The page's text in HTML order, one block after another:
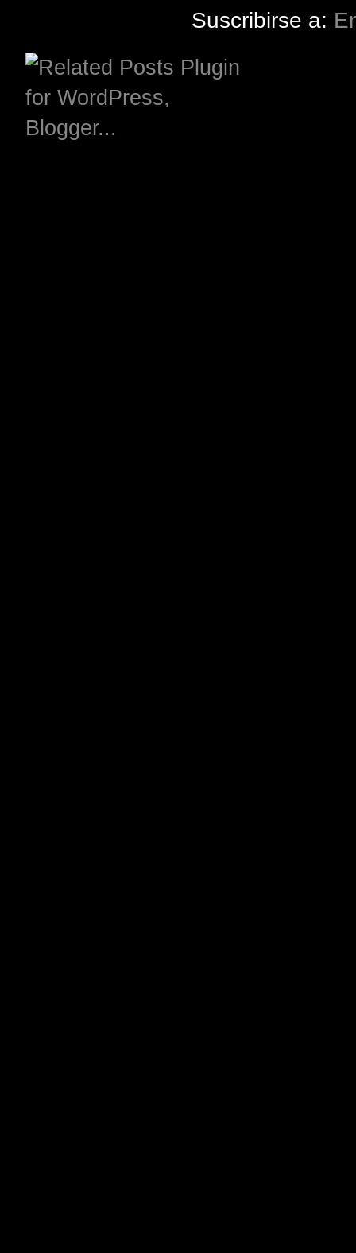
Suscribirse a: